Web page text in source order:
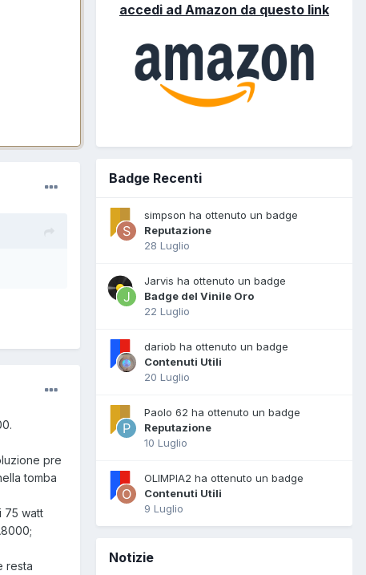
pre
tomba
75 watt
resta
accedi ad Amazon da questo link
Badge Recenti
simpson ha ottenuto un badge
Reputazione
28 Luglio
Jarvis ha ottenuto un badge
Badge del Vinile Oro
22 Luglio
dariob ha ottenuto un badge
Contenuti Utili
20 Luglio
Paolo 62 ha ottenuto un badge
Reputazione
10 Luglio
OLIMPIA2 ha ottenuto un badge
Contenuti Utili
9 Luglio
Notizie